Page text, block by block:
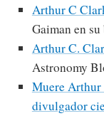
Arthur C
Gaiman en
Arthur C.
Astronomy
Muere Arthur
divulgador